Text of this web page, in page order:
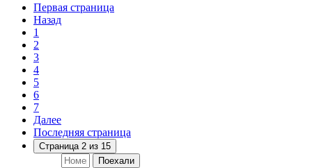
Первая страница
Назад
1
2
3
4
5
6
7
Далее
Последняя страница
Страница 2 из 15
Поехали